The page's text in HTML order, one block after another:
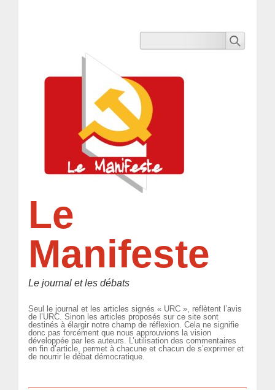
Le
Manifeste
Le journal et les débats
Seul le journal et les articles signés « URC », reflètent l’avis
de l’URC. Sinon les articles proposés sur ce site sont
destinés à élargir notre champ de réflexion. Cela ne signifie
donc pas forcément que nous approuvions la vision
développée par les auteurs. L’utilisation des commentaires
en fin d’article, permet à chacune et chacun de s’exprimer et
de nourrir le débat démocratique.